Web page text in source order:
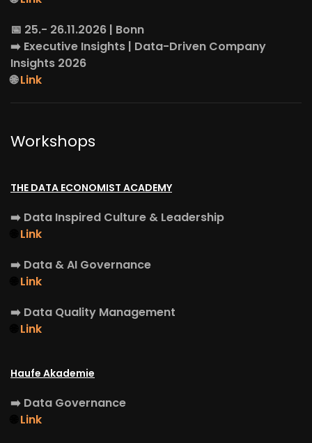
📅 25.- 26.11.2026 | Bonn
➡️ Executive Insights | Data-Driven Company
Insights 2026
🌐Link
Workshops
THE DATA ECONOMIST ACADEMY
➡️ Data Inspired Culture & Leadership
Link
➡️ Data & AI Governance
Link
➡️ Data Quality Management
Link
Haufe Akademie
➡️ Data Governance
Link